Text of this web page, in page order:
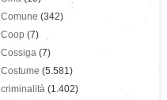
Comune (342)
Coop (7)
Cossiga (7)
Costume (5.581)
criminalità (1.402)